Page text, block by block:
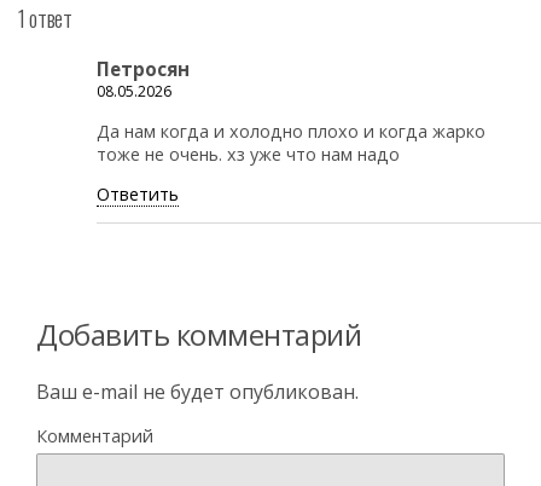
1 ответ
Петросян
08.05.2026
Да нам когда и холодно плохо и когда жарко
тоже не очень. хз уже что нам надо
Ответить
Добавить комментарий
Ваш e-mail не будет опубликован.
Комментарий